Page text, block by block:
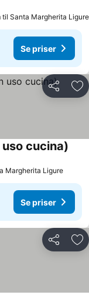
til Santa Margherita Ligure
Se priser
Del
uso cucina)
Margherita Ligure
Se priser
Del